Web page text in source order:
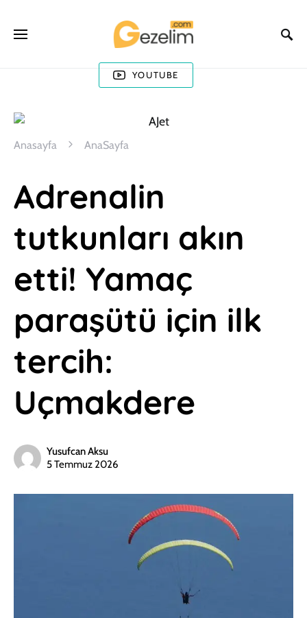
YOUTUBE
Anasayfa AnaSayfa
Adrenalin
tutkunları akın
etti! Yamaç
paraşütü için ilk
tercih:
Uçmakdere
Yusufcan Aksu
5 Temmuz 2026